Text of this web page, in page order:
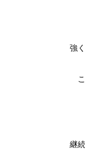
強
継